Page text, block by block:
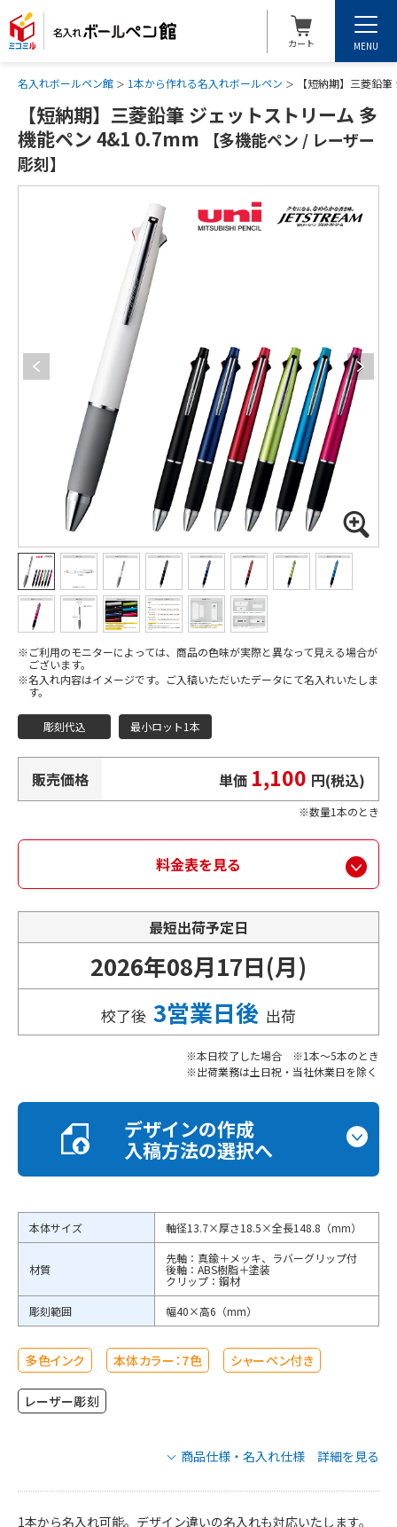
カート MENU
名入れボールペン館 1本から作れる名入れボールペン 【短納期】三菱鉛
【短納期】三菱鉛筆 ジェットストリーム 多
機能ペン 4&1 0.7mm
【多機能ペン / レーザー
彫刻】
ご利用のモニターによっては、商品の色味が実際と異なって見える場合が
ございます。
名入れ内容はイメージです。ご入稿いただいたデータにて名入れいたしま
す。
彫刻代込 最小ロット1本
販売価格 単価 1,100 円(税込)
数量1本のとき
料金表を見る
最短出荷予定日
2026年08月17日(月)
校了後 3営業日後 出荷
本日校了した場合 ※1本～5本のとき
出荷業務は土日祝・当社休業日を除く
デザインの作成
入稿方法の選択へ
本体サイズ 軸径13.7×厚さ18.5×全長148.8（mm）
材質
先軸：真鍮＋メッキ、ラバーグリップ付
後軸：ABS樹脂＋塗装
クリップ：鋼材
彫刻範囲
幅40×高6（mm）
多色インク 本体カラー：7色 シャーペン付き
レーザー彫刻
商品仕様・名入れ仕様 詳細を見る
【短納期】三菱鉛筆 ジェットストリーム
多機能ペン 4&1 0.7mmの商品仕様
1本から名入れ可能。デザイン違いの名入れも対応いたします。